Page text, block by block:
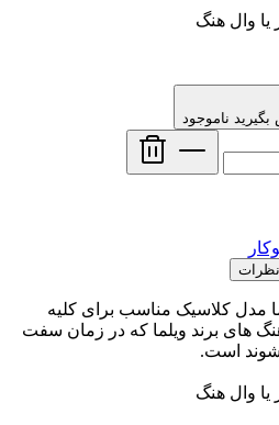
یا وال هنگ
ناموجود
نظرات
مدل کلاسیک مناسب برای کلیه
های برند ویلما که در زمان سفت
است.
یا وال هنگ